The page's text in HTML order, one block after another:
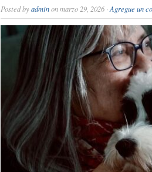
Posted byadminon marzo 29, 2026 · Agregue un